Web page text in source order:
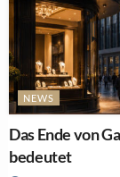
NEWS
Das Ende von
bedeutet